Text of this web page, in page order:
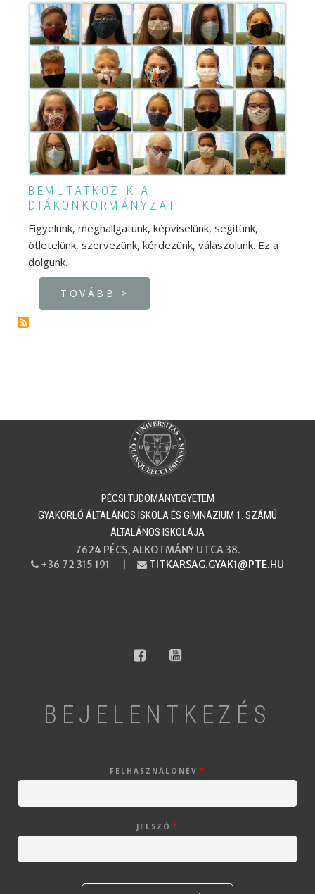
BEMUTATKOZIK A
DIÁKÖNKORMÁNYZAT
Figyelünk, meghallgatunk, képviselünk, segítünk,
ötletelünk, szervezünk, kérdezünk, válaszolunk. Ez a
dolgunk.
TOVÁBB >
PÉCSI TUDOMÁNYEGYETEM
​​​​​​​GYAKORLÓ ÁLTALÁNOS ISKOLA ÉS GIMNÁZIUM 1. SZÁMÚ
ÁLTALÁNOS ISKOLÁJA
7624 PÉCS, ALKOTMÁNY UTCA 38.
PHONE
+36 72 315 191 | EMAIL
TITKARSAG.GYAK1@PTE.HU
facebookyoutube
BEJELENTKEZÉS
FELHASZNÁLÓNÉV
JELSZÓ